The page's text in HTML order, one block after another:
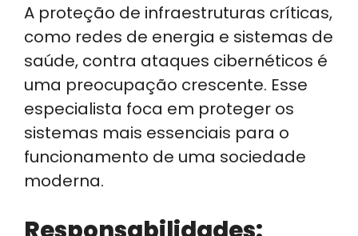
A proteção de infraestruturas críticas,
como redes de energia e sistemas de
saúde, contra ataques cibernéticos é
uma preocupação crescente. Esse
especialista foca em proteger os
sistemas mais essenciais para o
funcionamento de uma sociedade
moderna.